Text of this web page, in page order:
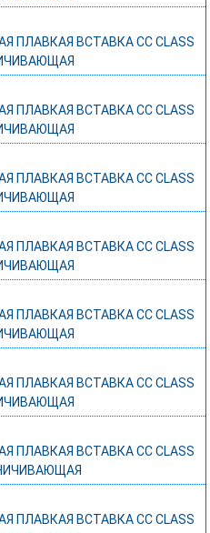
ПЛАВКАЯ ВСТАВКА СС CLASS
ПЛАВКАЯ ВСТАВКА СС CLASS
ПЛАВКАЯ ВСТАВКА СС CLASS
ПЛАВКАЯ ВСТАВКА СС CLASS
ПЛАВКАЯ ВСТАВКА СС CLASS
ПЛАВКАЯ ВСТАВКА СС CLASS
ПЛАВКАЯ ВСТАВКА СС CLASS
ПЛАВКАЯ ВСТАВКА СС CLASS